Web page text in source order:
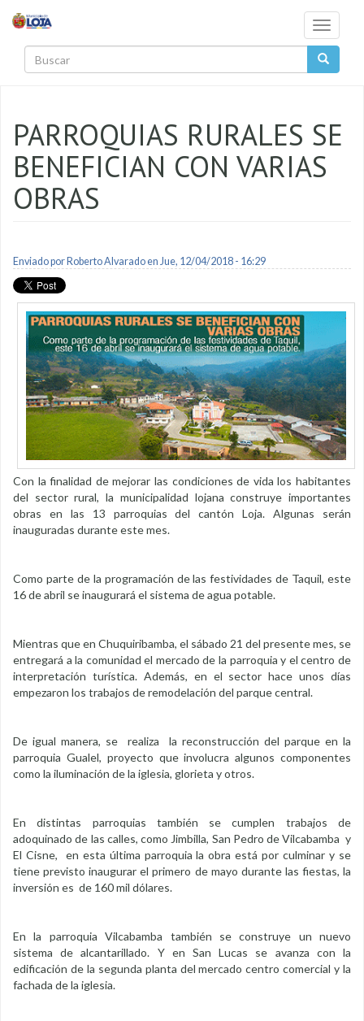
Toggle
PARROQUIAS RURALES SE
BENEFICIAN CON VARIAS
OBRAS
Enviado por Roberto Alvaradoen Jue, 12/04/2018 - 16:29
Con la finalidad de mejorar las condiciones de vida los habitantes
del sector rural, la municipalidad lojana construye importantes
obras en las 13 parroquias del cantón Loja. Algunas serán
inauguradas durante este mes.
Como parte de la programación de las festividades de Taquil, este
16 de abril se inaugurará el sistema de agua potable.
Mientras que en Chuquiribamba, el sábado 21 del presente mes, se
entregará a la comunidad el mercado de la parroquia y el centro de
interpretación turística. Además, en el sector hace unos días
empezaron los trabajos de remodelación del parque central.
De igual manera, se realiza la reconstrucción del parque en la
parroquia Gualel, proyecto que involucra algunos componentes
como la iluminación de la iglesia, glorieta y otros.
En distintas parroquias también se cumplen trabajos de
adoquinado de las calles, como Jimbilla, San Pedro de Vilcabamba y
El Cisne, en esta última parroquia la obra está por culminar y se
tiene previsto inaugurar el primero de mayo durante las fiestas, la
inversión es de 160 mil dólares.
En la parroquia Vilcabamba también se construye un nuevo
sistema de alcantarillado. Y en San Lucas se avanza con la
edificación de la segunda planta del mercado centro comercial y la
fachada de la iglesia.